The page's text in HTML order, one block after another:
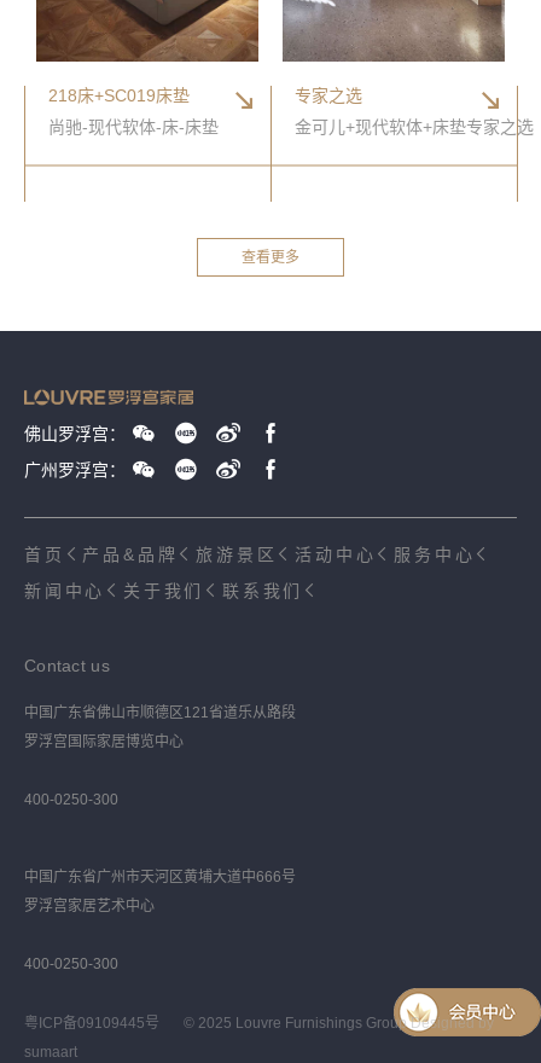
218床+SC019床垫
尚驰-现代软体-床-床垫
专家之选
金可儿+现代软体+床垫专家之选
查看更多
佛山罗浮宫：
广州罗浮宫：
首页 产品&品牌 旅游景区 活动中心
服务中心
新闻中心
关于我们 联系我们
Contact us
中国广东省佛山市顺德区121省道乐从路段
罗浮宫国际家居博览中心
400-0250-300
中国广东省广州市天河区黄埔大道中666号
罗浮宫家居艺术中心
400-0250-300
粤ICP备09109445号
© 2025 Louvre Furnishings Group Designed by
sumaart